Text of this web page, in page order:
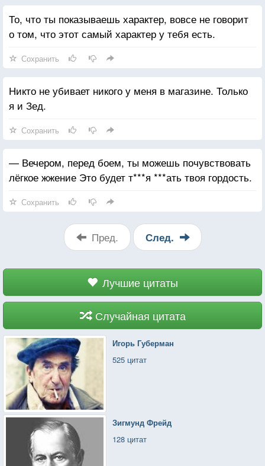
То, что ты показываешь характер, вовсе не говорит
о том, что этот самый характер у тебя есть.
Сохранить
Никто не убивает никого у меня в магазине. Только
я и Зед.
Сохранить
— Вечером, перед боем, ты можешь почувствовать
лёгкое жжение Это будет т***я ***ать твоя гордость.
Сохранить
Пред. След.
Лучшие цитаты
Случайная цитата
Игорь Губерман
525 цитат
Зигмунд Фрейд
128 цитат